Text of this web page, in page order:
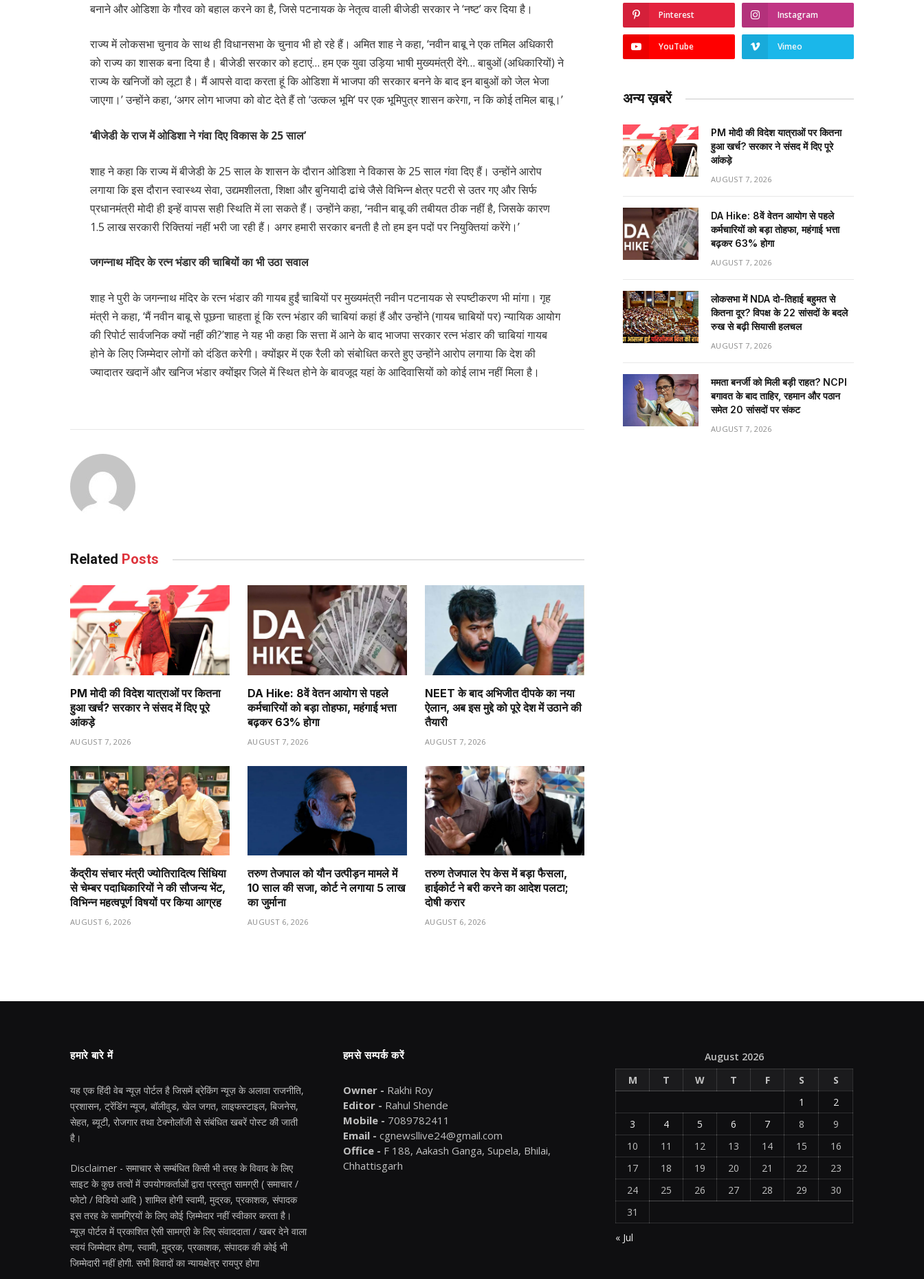
बनाने और ओडिशा के गौरव को बहाल करने का है, जिसे पटनायक के नेतृत्व वाली बीजेडी सरकार ने ‘नष्ट’ कर दिया है।
राज्य में लोकसभा चुनाव के साथ ही विधानसभा के चुनाव भी हो रहे हैं। अमित शाह ने कहा, ‘नवीन बाबू ने एक तमिल अधिकारी
को राज्य का शासक बना दिया है। बीजेडी सरकार को हटाएं… हम एक युवा उड़िया भाषी मुख्यमंत्री देंगे… बाबुओं (अधिकारियों) ने
राज्य के खनिजों को लूटा है। मैं आपसे वादा करता हूं कि ओडिशा में भाजपा की सरकार बनने के बाद इन बाबुओं को जेल भेजा
जाएगा।’ उन्होंने कहा, ‘अगर लोग भाजपा को वोट देते हैं तो ‘उत्कल भूमि’ पर एक भूमिपुत्र शासन करेगा, न कि कोई तमिल बाबू।’
‘बीजेडी के राज में ओडिशा ने गंवा दिए विकास के 25 साल’
शाह ने कहा कि राज्य में बीजेडी के 25 साल के शासन के दौरान ओडिशा ने विकास के 25 साल गंवा दिए हैं। उन्होंने आरोप
लगाया कि इस दौरान स्वास्थ्य सेवा, उद्यमशीलता, शिक्षा और बुनियादी ढांचे जैसे विभिन्न क्षेत्र पटरी से उतर गए और सिर्फ
प्रधानमंत्री मोदी ही इन्हें वापस सही स्थिति में ला सकते हैं। उन्होंने कहा, ‘नवीन बाबू की तबीयत ठीक नहीं है, जिसके कारण
1.5 लाख सरकारी रिक्तियां नहीं भरी जा रही हैं। अगर हमारी सरकार बनती है तो हम इन पदों पर नियुक्तियां करेंगे।’
जगन्नाथ मंदिर के रत्न भंडार की चाबियों का भी उठा सवाल
शाह ने पुरी के जगन्नाथ मंदिर के रत्न भंडार की गायब हुईं चाबियों पर मुख्यमंत्री नवीन पटनायक से स्पष्टीकरण भी मांगा। गृह
मंत्री ने कहा, ‘मैं नवीन बाबू से पूछना चाहता हूं कि रत्न भंडार की चाबियां कहां हैं और उन्होंने (गायब चाबियों पर) न्यायिक आयोग
की रिपोर्ट सार्वजनिक क्यों नहीं की?’शाह ने यह भी कहा कि सत्ता में आने के बाद भाजपा सरकार रत्न भंडार की चाबियां गायब
होने के लिए जिम्मेदार लोगों को दंडित करेगी। क्योंझर में एक रैली को संबोधित करते हुए उन्होंने आरोप लगाया कि देश की
ज्यादातर खदानें और खनिज भंडार क्योंझर जिले में स्थित होने के बावजूद यहां के आदिवासियों को कोई लाभ नहीं मिला है।
Related Posts
PM मोदी की विदेश यात्राओं पर कितना
हुआ खर्च? सरकार ने संसद में दिए पूरे
आंकड़े
AUGUST 7, 2026
DA Hike: 8वें वेतन आयोग से पहले
कर्मचारियों को बड़ा तोहफा, महंगाई भत्ता
बढ़कर 63% होगा
AUGUST 7, 2026
NEET के बाद अभिजीत दीपके का नया
ऐलान, अब इस मुद्दे को पूरे देश में उठाने की
तैयारी
AUGUST 7, 2026
केंद्रीय संचार मंत्री ज्योतिरादित्य सिंधिया
से चेम्बर पदाधिकारियों ने की सौजन्य भेंट,
विभिन्न महत्वपूर्ण विषयों पर किया आग्रह
AUGUST 6, 2026
तरुण तेजपाल को यौन उत्पीड़न मामले में
10 साल की सजा, कोर्ट ने लगाया ₹5 लाख
का जुर्माना
AUGUST 6, 2026
तरुण तेजपाल रेप केस में बड़ा फैसला,
हाईकोर्ट ने बरी करने का आदेश पलटा;
दोषी करार
AUGUST 6, 2026
Pinterest Instagram
YouTube Vimeo
अन्य ख़बरें
PM मोदी की विदेश यात्राओं पर कितना
हुआ खर्च? सरकार ने संसद में दिए पूरे
आंकड़े
AUGUST 7, 2026
DA Hike: 8वें वेतन आयोग से पहले
कर्मचारियों को बड़ा तोहफा, महंगाई भत्ता
बढ़कर 63% होगा
AUGUST 7, 2026
लोकसभा में NDA दो-तिहाई बहुमत से
कितना दूर? विपक्ष के 22 सांसदों के बदले
रुख से बढ़ी सियासी हलचल
AUGUST 7, 2026
ममता बनर्जी को मिली बड़ी राहत? NCPI
बगावत के बाद ताहिर, रहमान और पठान
समेत 20 सांसदों पर संकट
AUGUST 7, 2026
हमारे बारे में
यह एक हिंदी वेब न्यूज़ पोर्टल है जिसमें ब्रेकिंग न्यूज़ के अलावा राजनीति,
प्रशासन, ट्रेंडिंग न्यूज, बॉलीवुड, खेल जगत, लाइफस्टाइल, बिजनेस,
सेहत, ब्यूटी, रोजगार तथा टेक्नोलॉजी से संबंधित खबरें पोस्ट की जाती
है।
Disclaimer - समाचार से सम्बंधित किसी भी तरह के विवाद के लिए
साइट के कुछ तत्वों में उपयोगकर्ताओं द्वारा प्रस्तुत सामग्री ( समाचार /
फोटो / विडियो आदि ) शामिल होगी स्वामी, मुद्रक, प्रकाशक, संपादक
इस तरह के सामग्रियों के लिए कोई ज़िम्मेदार नहीं स्वीकार करता है।
न्यूज़ पोर्टल में प्रकाशित ऐसी सामग्री के लिए संवाददाता / खबर देने वाला
स्वयं जिम्मेदार होगा, स्वामी, मुद्रक, प्रकाशक, संपादक की कोई भी
जिम्मेदारी नहीं होगी. सभी विवादों का न्यायक्षेत्र रायपुर होगा
हमसे सम्पर्क करें
Owner - Rakhi Roy
Editor - Rahul Shende
Mobile - 7089782411
Email - cgnewsllive24@gmail.com
Office - F 188, Aakash Ganga, Supela, Bhilai,
Chhattisgarh
August 2026
M
T W T F S
S
1
2
3
4 5 6 7 8
9
10
11 12 13 14 15
16
17
18 19 20 21 22
23
24
25 26 27 28 29
30
31
« Jul